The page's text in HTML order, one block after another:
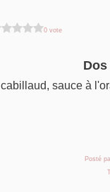
0 vote
Posté